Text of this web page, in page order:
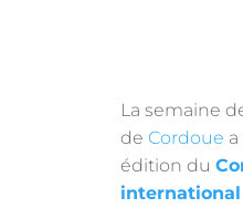
La semaine
de Cordoue
édition du